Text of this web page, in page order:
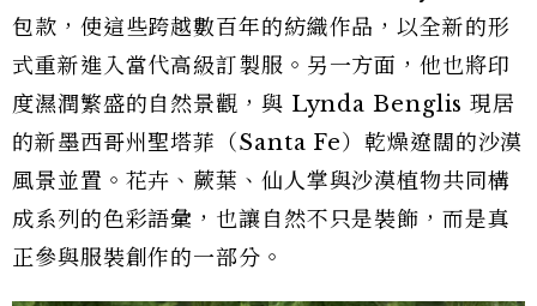
Dior 2026–2027 秋冬高級訂製服 Dior 2026–2027 秋冬高級訂製服